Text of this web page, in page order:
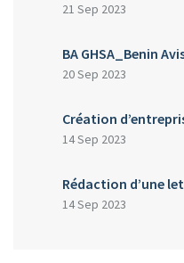
21 Sep 2023
BA GHSA_Benin
20 Sep 2023
Création
14 Sep 2023
Rédaction d’une
14 Sep 2023